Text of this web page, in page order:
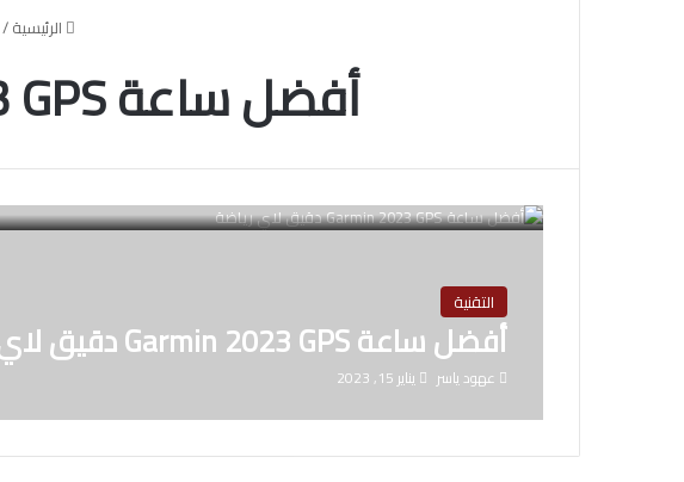
الرئيسية/
أفضل ساعة Garmin 2023 GPS دقيق لاي رياضة
التقنية
أفضل ساعة Garmin 2023 GPS دقيق لاي رياضة
عهود ياسر يناير 15, 2023